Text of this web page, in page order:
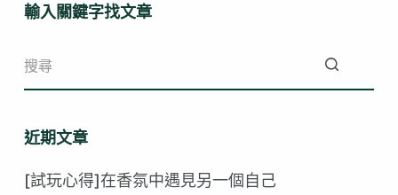
輸入關鍵字找文章
不
符
近期文章
[試玩心得]在香氛中遇見另一個自己